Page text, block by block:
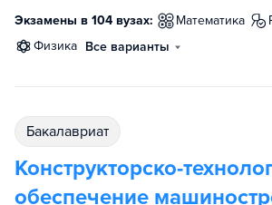
Экзамены в 104 вузах: математика
физика Все варианты
бакалавриат
Конструкторско-
обеспечение